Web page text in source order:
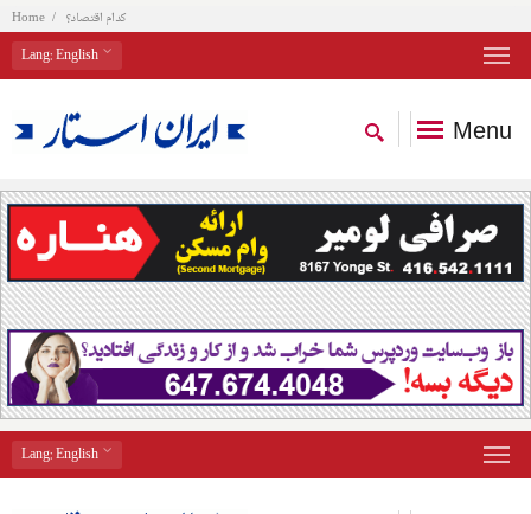
Home کدام اقتصاد؟
Lang: English
Menu
Lang: English